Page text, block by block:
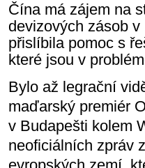
Čína má zájem na
devizových zásob
přislíbila pomoc s
které jsou v
Bylo až legrační
maďarský premiér
v Budapešti kolem
neoficiálních zpráv